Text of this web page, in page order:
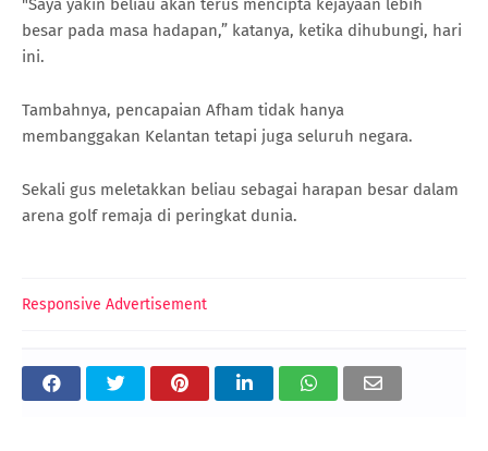
"Saya yakin beliau akan terus mencipta kejayaan lebih
besar pada masa hadapan,” katanya, ketika dihubungi, hari
ini.
Tambahnya, pencapaian Afham tidak hanya
membanggakan Kelantan tetapi juga seluruh negara.
Sekali gus meletakkan beliau sebagai harapan besar dalam
arena golf remaja di peringkat dunia.
Responsive Advertisement